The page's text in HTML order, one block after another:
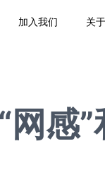
加入我们 关
感”